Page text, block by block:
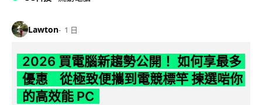
Lawton 1 日
2026 買電腦新趨勢公開！ 如何享最多
優惠 從極致便攜到電競標竿 揀選啱你
的高效能 PC